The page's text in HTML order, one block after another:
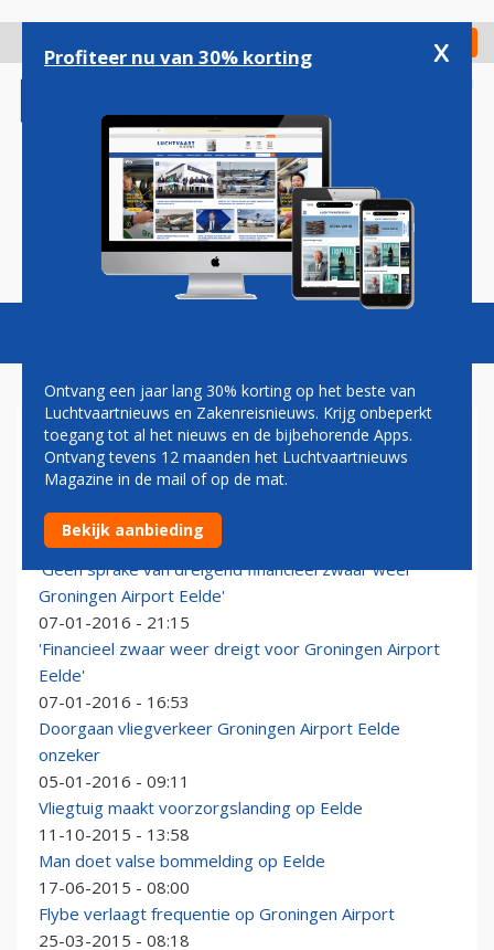
gaan
Check in
Magazine Podcasts Vacatures
GRONINGEN AIRPORT EELDE
Transavia schrapt vluchten vanaf Groningen Airport
10-02-2016 - 10:29
'Geen sprake van dreigend financieel zwaar weer
Groningen Airport Eelde'
07-01-2016 - 21:15
'Financieel zwaar weer dreigt voor Groningen Airport
Eelde'
07-01-2016 - 16:53
Doorgaan vliegverkeer Groningen Airport Eelde
onzeker
05-01-2016 - 09:11
Vliegtuig maakt voorzorgslanding op Eelde
11-10-2015 - 13:58
Man doet valse bommelding op Eelde
17-06-2015 - 08:00
Flybe verlaagt frequentie op Groningen Airport
25-03-2015 - 08:18
Profiteer nu van 30% korting x
Ontvang een jaar lang 30% korting op het beste van
Luchtvaartnieuws en Zakenreisnieuws. Krijg onbeperkt
toegang tot al het nieuws en de bijbehorende Apps.
Ontvang tevens 12 maanden het Luchtvaartnieuws
Magazine in de mail of op de mat.
Bekijk aanbieding